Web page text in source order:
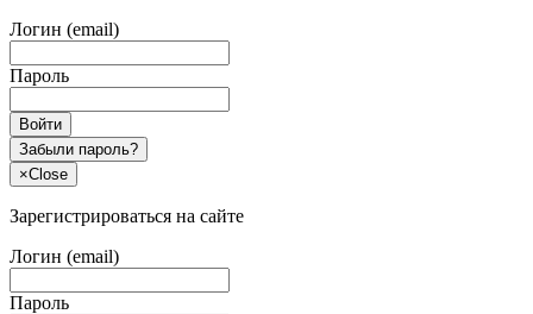
Логин (email)
Пароль
Войти
Забыли пароль?
×Close
Зарегистрироваться на сайте
Логин (email)
Пароль